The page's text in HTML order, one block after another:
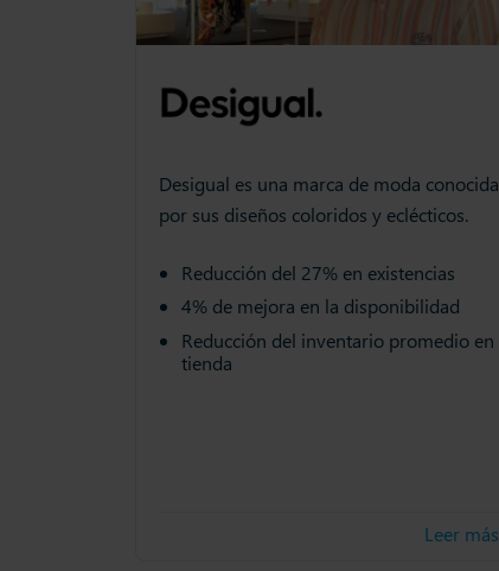
Desigual es una marca de moda conocida
por sus diseños coloridos y eclécticos.
Reducción del 27% en existencias
4% de mejora en la disponibilidad
Reducción del inventario promedio en
tienda
Leer más